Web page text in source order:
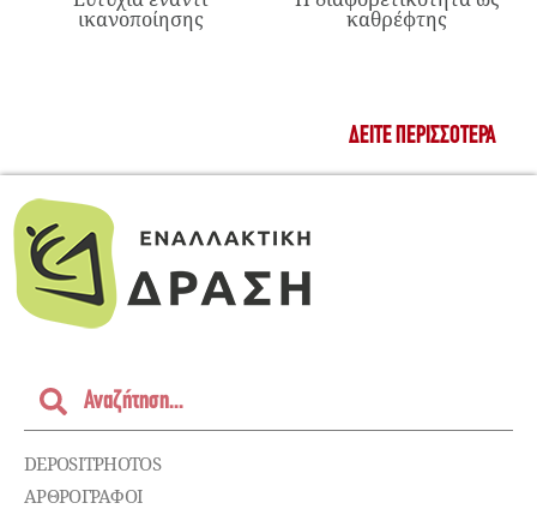
ικανοποίησης καθρέφτης
ΔΕΊΤΕ ΠΕΡΙΣΣΌΤΕΡΑ
DEPOSITPHOTOS
ΑΡΘΡΟΓΡΑΦΟΙ